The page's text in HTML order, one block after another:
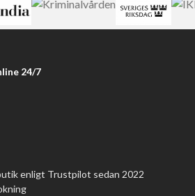
24/7
enligt Trustpilot sedan 2022